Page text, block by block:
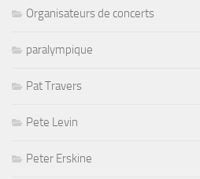
Organisateurs de concerts
paralympique
Pat Travers
Pete Levin
Peter Erskine